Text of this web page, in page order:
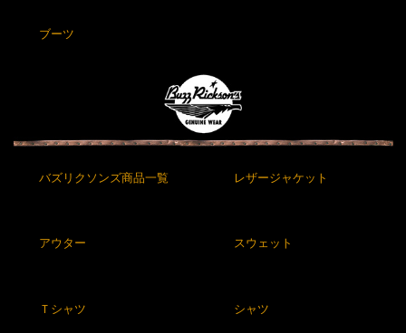
ブーツ
バズリクソンズ商品一覧 レザージャケット
アウター スウェット
Ｔシャツ シャツ